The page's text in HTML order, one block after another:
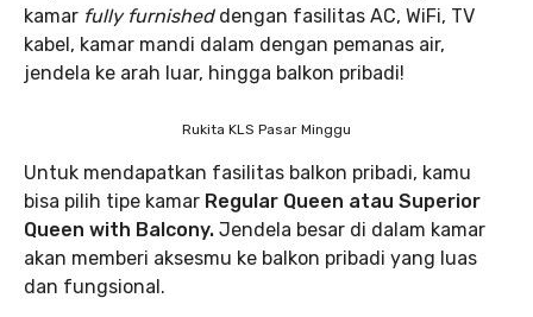
kamar fully furnished dengan fasilitas AC, WiFi, TV
kabel, kamar mandi dalam dengan pemanas air,
jendela ke arah luar, hingga balkon pribadi!
Rukita KLS Pasar Minggu
Untuk mendapatkan fasilitas balkon pribadi, kamu
bisa pilih tipe kamar Regular Queen atau Superior
Queen with Balcony. Jendela besar di dalam kamar
akan memberi aksesmu ke balkon pribadi yang luas
dan fungsional.